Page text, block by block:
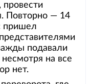
провести
Повторно — 14
пришел
подавали
на все
нет.